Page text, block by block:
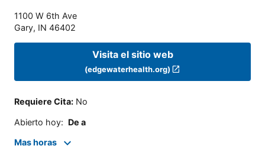
1100 W 6th Ave
Gary, IN 46402
Visita el sitio web
(edgewaterhealth.org)
Requiere Cita: No
Abierto hoy: De a
Mas horas